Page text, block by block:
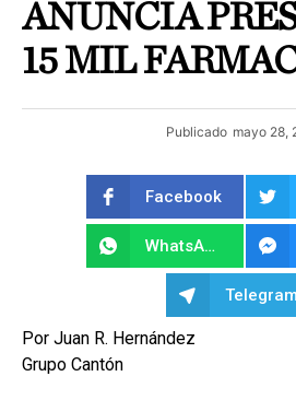
ANUNCIA
15 MIL
Publicado mayo 28,
Facebook
WhatsApp
Telegram
Por Juan R. Hernández
Grupo Cantón